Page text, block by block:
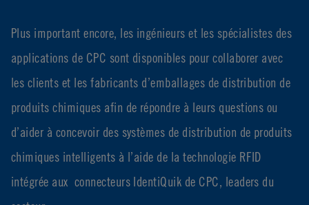
Plus important encore, les ingénieurs et les spécialistes des
applications de CPC sont disponibles pour collaborer avec
les clients et les fabricants d’emballages de distribution de
produits chimiques afin de répondre à leurs questions ou
d’aider à concevoir des systèmes de distribution de produits
chimiques intelligents à l’aide de la technologie RFID
intégrée aux connecteurs IdentiQuik de CPC, leaders du